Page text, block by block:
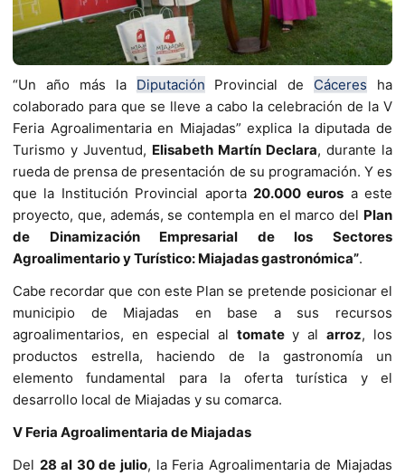
“Un año más la Diputación Provincial de Cáceres ha
colaborado para que se lleve a cabo la celebración de la V
Feria Agroalimentaria en Miajadas” explica la diputada de
Turismo y Juventud, Elisabeth Martín Declara, durante la
rueda de prensa de presentación de su programación. Y es
que la Institución Provincial aporta 20.000 euros a este
proyecto, que, además, se contempla en el marco del Plan
de Dinamización Empresarial de los Sectores
Agroalimentario y Turístico: Miajadas gastronómica”.
Cabe recordar que con este Plan se pretende posicionar el
municipio de Miajadas en base a sus recursos
agroalimentarios, en especial al tomatey alarroz, los
productos estrella, haciendo de la gastronomía un
elemento fundamental para la oferta turística y el
desarrollo local de Miajadas y su comarca.
V Feria Agroalimentaria de Miajadas
Del 28 al 30 de julio, la Feria Agroalimentaria de Miajadas